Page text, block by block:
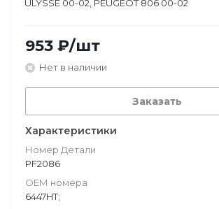
ULYSSE 00-02, PEUGEOT 806 00-02
953 ₽/шт
Нет в наличии
Заказать
Характеристики
Номер Детали
PF2086
ОЕМ номера
6447HT;